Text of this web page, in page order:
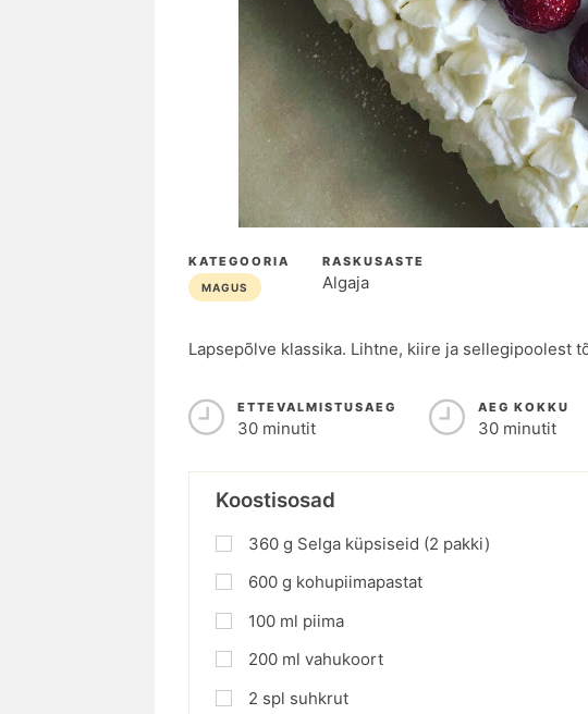
KATEGOORIA
MAGUS
RASKUSASTE
Algaja
Lapsepõlve klassika. Lihtne, kiire ja sellegipoolest
ETTEVALMISTUSAEG
30 minutit
AEG KOKKU
30 minutit
Koostisosad
360 g Selga küpsiseid (2 pakki)
600 g kohupiimapastat
100 ml piima
200 ml vahukoort
2 spl suhkrut